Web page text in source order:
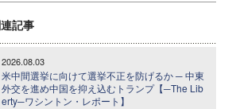
記事
2026.08.03
米中間選挙に向けて選挙不正を防げるか ─ 中東
外交を進め中国を抑え込むトランプ【─The Lib
erty─ワシントン・レポート】